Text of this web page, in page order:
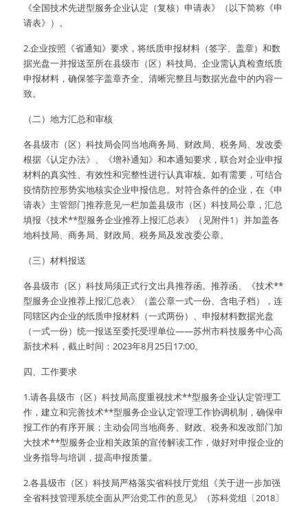
《全国技术先进型服务企业认定（复核）申请表》（以下简称《申
请表》）。
2.企业按照《省通知》要求，将纸质申报材料（签字、盖章）和数
据光盘一并报送至所在县级市（区）科技局。企业需认真检查纸质
申报材料，确保签字盖章齐全、清晰完整且与数据光盘中的内容一
致。
（二）地方汇总和审核
各县级市（区）科技局会同当地商务局、财政局、税务局、发改委
根据《认定办法》、《增补通知》和本通知要求，联合对企业申报
材料的真实性、有效性和完整性进行认真审核。如有需要，可结合
疫情防控形势实地核实企业申报信息。对符合条件的企业，在《申
请表》主管部门推荐意见一栏加盖县级市（区）科技局公章，汇总
填报《技术**型服务企业推荐上报汇总表》（见附件1）并加盖各
地科技局、商务局、财政局、税务局及发改委公章。
（三）材料报送
各县级市（区）科技局须正式行文出具推荐函。推荐函、《技术**
型服务企业推荐上报汇总表》（盖公章一式一份、含电子档），连
同辖区内企业的纸质申报材料（一式两份）、申报材料数据光盘
（一式一份）统一报送至委托受理单位——苏州市科技服务中心高
新技术科，截止时间：2023年8月25日17:00。
四、工作要求
1.请各县级市（区）科技局高度重视技术**型服务企业认定管理工
作，建立和完善技术**型服务企业认定管理工作协调机制，确保申
报工作的有序开展；主动会同当地商务、财政、税务和发改部门加
大技术**型服务企业相关政策的宣传解读工作，做好对申报企业的
业务指导与培训，提高申报质量。
2.各县级市（区）科技局严格落实省科技厅党组《关于进一步加强
全省科技管理系统全面从严治党工作的意见》（苏科党组〔2018〕